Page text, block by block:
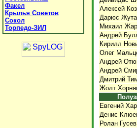
Факел
Крылья Советов
Сокол
Торпедо-ЗИЛ
Алексей
Дарюс
Михаил
Андрей
Кирилл
Олег
Андрей
Андрей
Дмитрий
Жолт
Евгений
Денис
Ролан Гусев